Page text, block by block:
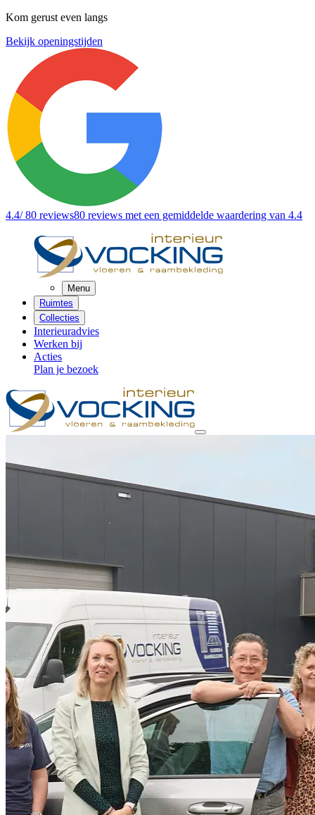
Kom gerust even langs
Bekijk openingstijden
4.4/ 80 reviews80 reviews met een gemiddelde waardering van 4.4
Menu
Ruimtes
Collecties
Interieuradvies
Werken bij
Acties
Plan je bezoek